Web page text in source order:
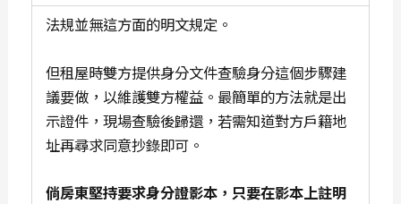
法規並無這方面的明文規定。
但租屋時雙方提供身分文件查驗身分這個步驟建
議要做，以維護雙方權益。最簡單的方法就是出
示證件，現場查驗後歸還，若需知道對方戶籍地
址再尋求同意抄錄即可。
倘房東堅持要求身分證影本，只要在影本上註明